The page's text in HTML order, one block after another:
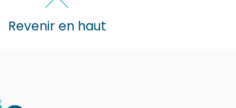
Revenir en haut